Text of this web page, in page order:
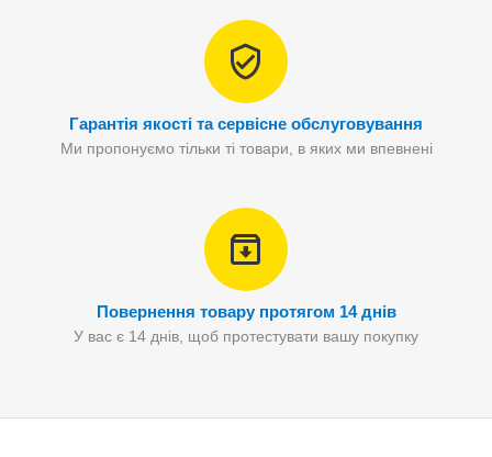
Гарантія якості та сервісне обслуговування
Ми пропонуємо тільки ті товари, в яких ми впевнені
Повернення товару протягом 14 днів
У вас є 14 днів, щоб протестувати вашу покупку